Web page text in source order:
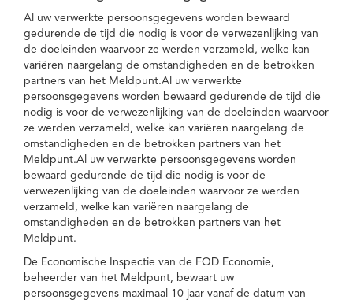
Al uw verwerkte persoonsgegevens worden bewaard
gedurende de tijd die nodig is voor de verwezenlijking van
de doeleinden waarvoor ze werden verzameld, welke kan
variëren naargelang de omstandigheden en de betrokken
partners van het Meldpunt.Al uw verwerkte
persoonsgegevens worden bewaard gedurende de tijd die
nodig is voor de verwezenlijking van de doeleinden waarvoor
ze werden verzameld, welke kan variëren naargelang de
omstandigheden en de betrokken partners van het
Meldpunt.Al uw verwerkte persoonsgegevens worden
bewaard gedurende de tijd die nodig is voor de
verwezenlijking van de doeleinden waarvoor ze werden
verzameld, welke kan variëren naargelang de
omstandigheden en de betrokken partners van het
Meldpunt.
De Economische Inspectie van de FOD Economie,
beheerder van het Meldpunt, bewaart uw
persoonsgegevens maximaal 10 jaar vanaf de datum van